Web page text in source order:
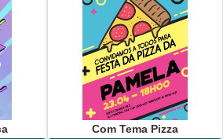
Com Tema Pizza